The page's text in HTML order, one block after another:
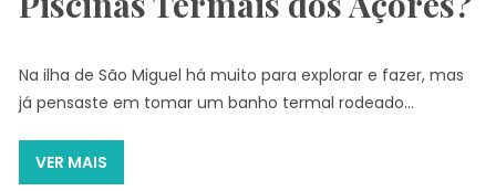
Na ilha de São Miguel há muito para explorar e fazer, mas
já pensaste em tomar um banho termal rodeado…
VER MAIS